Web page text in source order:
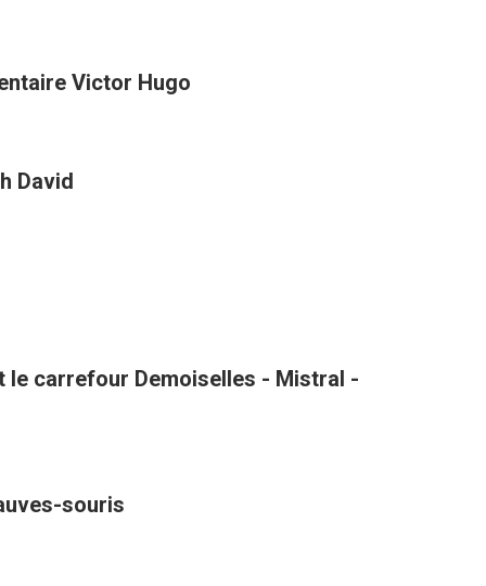
Victor Hugo
David
le carrefour Demoiselles - Mistral -
souris